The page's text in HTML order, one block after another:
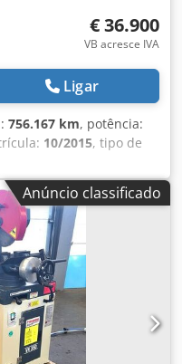
€ 36.900
VB acresce IVA
Ligar
756.167 km, potência:
10/2015, tipo de
, distância entre eixos:
do tanque de
, tipo de engrenagem:
, classe de
, comprimento total:
, altura total:
carga:7.600 mm
do espaço de carga:
controlo de
Anúncio classificado